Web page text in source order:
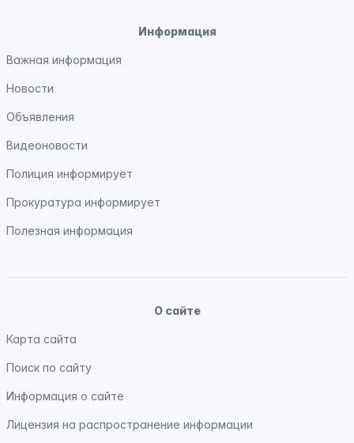
Информация
Важная информация
Новости
Объявления
Видеоновости
Полиция информирует
Прокуратура информирует
Полезная информация
О сайте
Карта сайта
Поиск по сайту
Информация о сайте
Лицензия на распространение информации